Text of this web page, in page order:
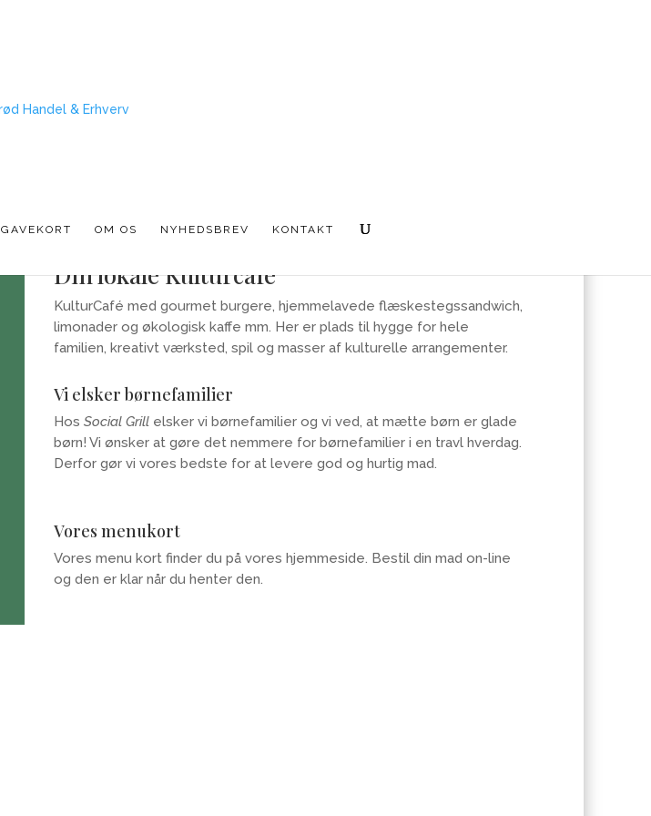
GAVEKORT OM OS NYHEDSBREV KONTAKT
Din lokale Kulturcafé
KulturCafé med gourmet burgere, hjemmelavede flæskestegssandwich,
limonader og økologisk kaffe mm. Her er plads til hygge for hele
familien, kreativt værksted, spil og masser af kulturelle arrangementer.
Vi elsker børnefamilier
Hos Social Grillelsker vi børnefamilier og vi ved, at mætte børn er glade
børn! Vi ønsker at gøre det nemmere for børnefamilier i en travl hverdag.
Derfor gør vi vores bedste for at levere god og hurtig mad.
Vores menukort
Vores menu kort finder du på vores hjemmeside. Bestil din mad on-line
og den er klar når du henter den.